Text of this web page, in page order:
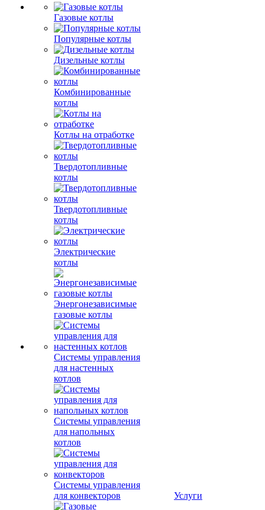
Газовые котлы
Популярные котлы
Дизельные котлы
Комбинированные
котлы
Котлы на отработке
Твердотопливные
котлы
Твердотопливные
котлы
Электрические
котлы
Энергонезависимые
газовые котлы
Системы управления
для настенных
котлов
Системы управления
для напольных
котлов
Системы управления
для конвекторов
Услуги